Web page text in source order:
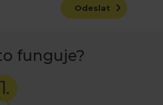
Odeslat
funguje?